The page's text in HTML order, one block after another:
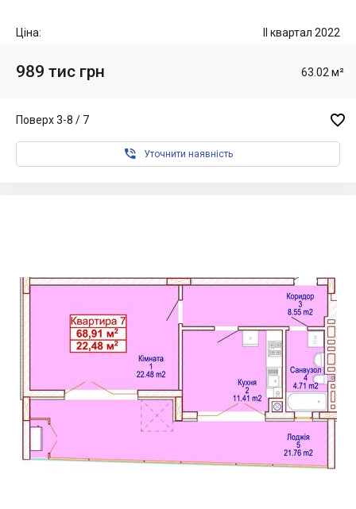
Ціна: II квартал 2022
989 тис грн 63.02 м²
Поверх 3-8 / 7 
 Уточнити наявність